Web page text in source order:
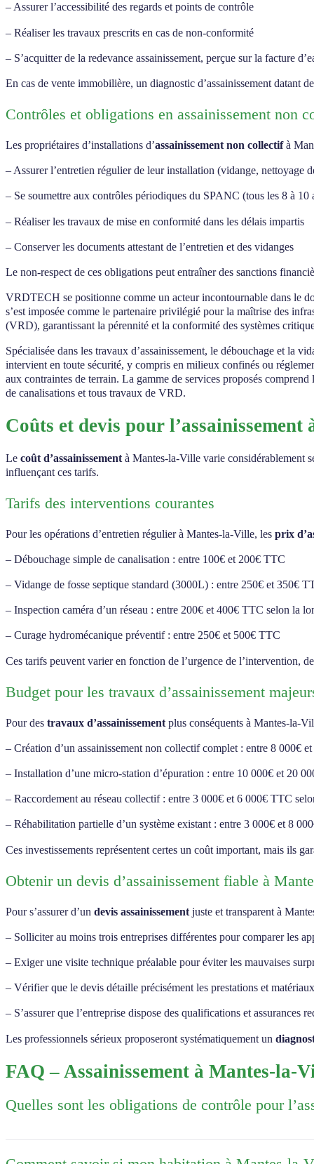
– Assurer l’accessibilité des regards et points de contrôle
– Réaliser les travaux prescrits en cas de non-conformité
– S’acquitter de la redevance assainissement, perçue sur la facture
En cas de vente immobilière, un diagnostic d’assainissement datant
Contrôles et obligations en assainissement non
Les propriétaires d’installations d’assainissement non collectifà
– Assurer l’entretien régulier de leur installation (vidange, nettoyage
– Se soumettre aux contrôles périodiques du SPANC (tous les 8 à 10
– Réaliser les travaux de mise en conformité dans les délais impartis
– Conserver les documents attestant de l’entretien et des vidanges
Le non-respect de ces obligations peut entraîner des sanctions
VRDTECH se positionne comme un acteur incontournable dans le
s’est imposée comme le partenaire privilégié pour la maîtrise des
(VRD), garantissant la pérennité et la conformité des systèmes
Spécialisée dans les travaux d’assainissement, le débouchage et la
intervient en toute sécurité, y compris en milieux confinés ou
aux contraintes de terrain. La gamme de services proposés
de canalisations et tous travaux de VRD.
Coûts et devis pour
Le coût d’assainissement à Mantes-la-Ville varie considérablement
influençant ces tarifs.
Tarifs des interventions courantes
Pour les opérations d’entretien régulier à Mantes-la-Ville, les prix
– Débouchage simple de canalisation : entre 100€ et 200€ TTC
– Vidange de fosse septique standard (3000L) : entre 250€ et 350€
– Inspection caméra d’un réseau : entre 200€ et 400€ TTC selon la
– Curage hydromécanique préventif : entre 250€ et 500€ TTC
Ces tarifs peuvent varier en fonction de l’urgence de l’intervention,
Budget pour les travaux d’assainissement
Pour des travaux d’assainissement plus conséquents à Mantes-la-
– Création d’un assainissement non collectif complet : entre 8 000€
– Installation d’une micro-station d’épuration : entre 10 000€ et 20
– Raccordement au réseau collectif : entre 3 000€ et 6 000€ TTC
– Réhabilitation partielle d’un système existant : entre 3 000€ et 8
Ces investissements représentent certes un coût important, mais ils
Obtenir un devis d’assainissement fiable à
Pour s’assurer d’un devis assainissement juste et transparent à
– Solliciter au moins trois entreprises différentes pour comparer les
– Exiger une visite technique préalable pour éviter les mauvaises
– Vérifier que le devis détaille précisément les prestations et matériaux
– S’assurer que l’entreprise dispose des qualifications et assurances
Les professionnels sérieux proposeront systématiquement un
FAQ – Assainissement à Mantes-la-
Quelles sont les obligations de contrôle pour